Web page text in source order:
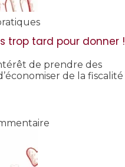
trop tard pour donner !
de prendre des
de la fiscalité